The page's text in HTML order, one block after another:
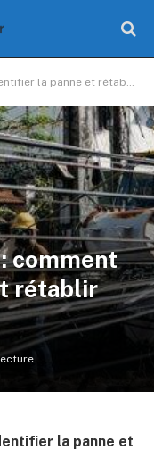
et rétablir l’électricité ?
comment
rétablir
la panne et